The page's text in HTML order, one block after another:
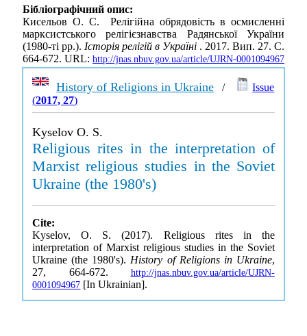
Бібліографічний опис:
Кисельов О. С. Релігійна обрядовість в осмисленні
марксистського релігієзнавства Радянської України
(1980-ті рр.). Історія релігій в Україні . 2017. Вип. 27. С.
664-672. URL: http://jnas.nbuv.gov.ua/article/UJRN-0001094967
History of Religions in Ukraine /
Issue
(2017, 27)
Kyselov O. S.
Religious rites in the interpretation of
Marxist religious studies in the Soviet
Ukraine (the 1980's)
Cite:
Kyselov, O. S. (2017). Religious rites in the
interpretation of Marxist religious studies in the Soviet
Ukraine (the 1980's). History of Religions in Ukraine,
27, 664-672. http://jnas.nbuv.gov.ua/article/UJRN-
0001094967 [In Ukrainian].